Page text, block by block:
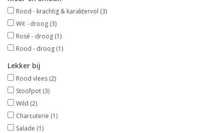
Rood - krachtig & karaktervol (3)
Wit - droog (3)
Rosé - droog (1)
Rood - droog (1)
Lekker bij
Rood vlees (2)
Stoofpot (3)
Wild (2)
Charcuterie (1)
Salade (1)